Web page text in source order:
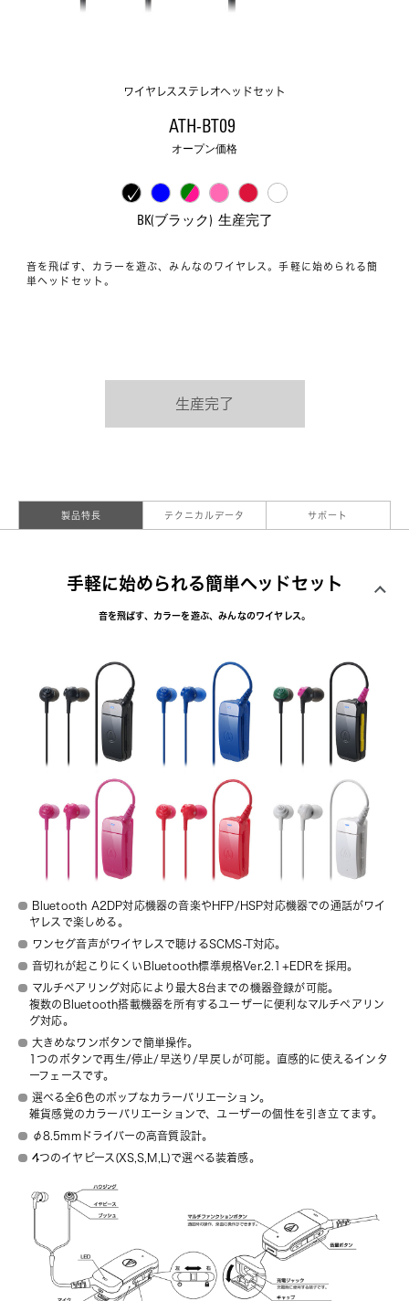
ワイヤレスステレオヘッドセット
ATH-BT09
オープン価格
BK(ブラック)  生産完了
音を飛ばす、カラーを遊ぶ、みんなのワイヤレス。手軽に始められる簡
単ヘッドセット。
生産完了
製品特長 テクニカルデータ サポート
手軽に始められる簡単ヘッドセット
音を飛ばす、カラーを遊ぶ、みんなのワイヤレス。
Bluetooth A2DP対応機器の音楽やHFP/HSP対応機器での通話がワイ
ヤレスで楽しめる。
ワンセグ音声がワイヤレスで聴けるSCMS-T対応。
音切れが起こりにくい Bluetooth標準規格Ver.2.1+EDRを採用。
マルチぺアリング対応により最大8台までの機器登録が可能。
複数の Bluetooth搭載機器を所有するユーザーに便利なマルチペアリン
グ対応。
大きめなワンボタンで簡単操作。
1つのボタンで再生/停止/早送り/早戻しが可能。直感的に使えるインタ
ーフェースです。
選べる全6色のポップなカラーバリエーション。
雑貨感覚のカラーバリエーションで、ユーザーの個性を引き立てます。
φ8.5mmドライバーの高音質設計。
4つのイヤピース(XS,S,M,L)で選べる装着感。